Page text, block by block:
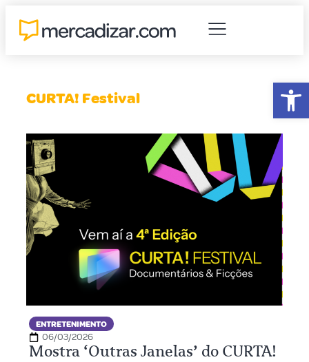
CURTA! Festival
ENTRETENIMENTO
06/03/2026
Mostra ‘Outras Janelas’ do CURTA!